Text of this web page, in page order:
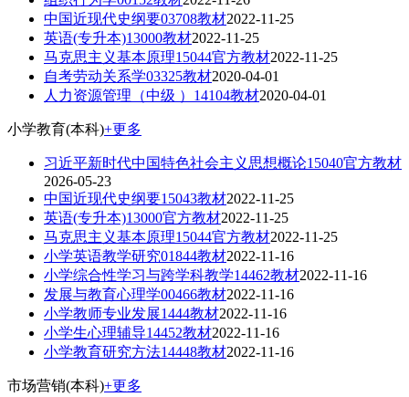
中国近现代史纲要03708教材2022-11-25
英语(专升本)13000教材2022-11-25
马克思主义基本原理15044官方教材2022-11-25
自考劳动关系学03325教材2020-04-01
人力资源管理（中级 ）14104教材2020-04-01
小学教育(本科)+更多
习近平新时代中国特色社会主义思想概论15040官方教材
2026-05-23
中国近现代史纲要15043教材2022-11-25
英语(专升本)13000官方教材2022-11-25
马克思主义基本原理15044官方教材2022-11-25
小学英语教学研究01844教材2022-11-16
小学综合性学习与跨学科教学14462教材2022-11-16
发展与教育心理学00466教材2022-11-16
小学教师专业发展1444教材2022-11-16
小学生心理辅导14452教材2022-11-16
小学教育研究方法14448教材2022-11-16
市场营销(本科)+更多